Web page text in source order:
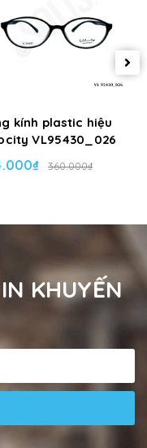
kính plastic hiệu
VL95430_026
360.000₫
KHUYẾN